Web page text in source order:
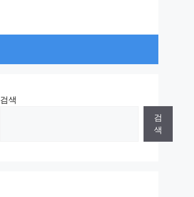
검색
검
색